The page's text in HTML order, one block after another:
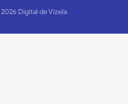
2026 Digital de Vizela